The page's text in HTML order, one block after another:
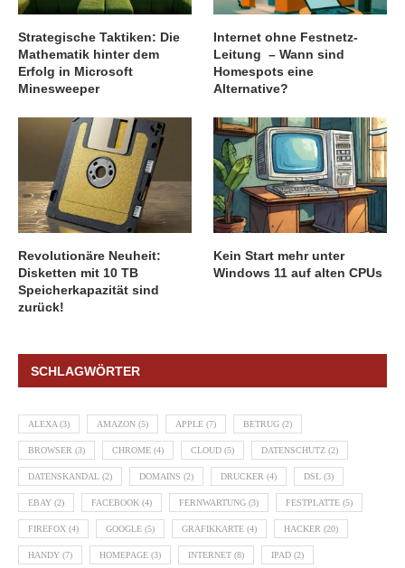
Strategische Taktiken: Die
Mathematik hinter dem
Erfolg in Microsoft
Minesweeper
Internet ohne Festnetz-
Leitung – Wann sind
Homespots eine
Alternative?
Revolutionäre Neuheit:
Disketten mit 10 TB
Speicherkapazität sind
zurück!
Kein Start mehr unter
Windows 11 auf alten CPUs
SCHLAGWÖRTER
ALEXA (3) AMAZON (5) APPLE (7) BETRUG (2)
BROWSER (3) CHROME (4) CLOUD (5) DATENSCHUTZ (2)
DATENSKANDAL (2) DOMAINS (2) DRUCKER (4) DSL (3)
EBAY (2) FACEBOOK (4) FERNWARTUNG (3) FESTPLATTE (5)
FIREFOX (4) GOOGLE (5) GRAFIKKARTE (4) HACKER (20)
HANDY (7) HOMEPAGE (3) INTERNET (8) IPAD (2)